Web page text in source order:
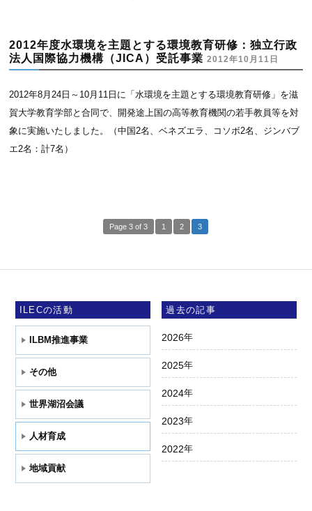
2012年度水環境を主題とする環境教育研修：独立行政
法人国際協力機構（JICA）受託事業 2012年10月11日
2012年8月24日～10月11日に「水環境を主題とする環境教育研修」を滋
賀大学教育学部と合同で、開発途上国の高等教育機関の若手教員等を対
象に実施いたしました。（中国2名、ベネズエラ、コソボ2名、ジンバブ
エ2名：計7名）
Page 3 of 3 1 2 3
ILECの活動
ILBM推進事業
その他
世界湖沼会議
人材育成
地域貢献
過去の記事
2026年
2025年
2024年
2023年
2022年